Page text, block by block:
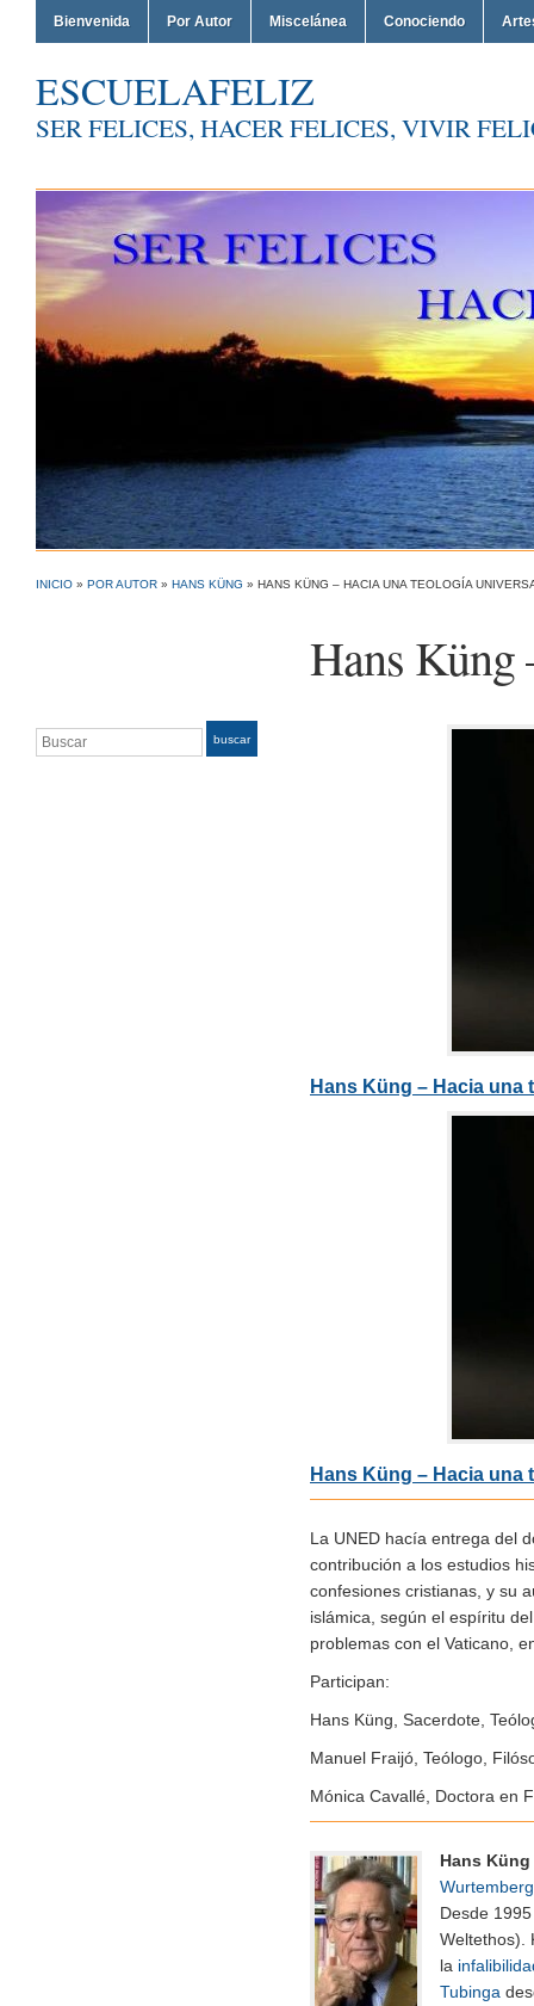
Bienvenida Por Autor Miscelánea Conociendo
ESCUELAFELIZ
SER FELICES, HACER FELICES, VIVIR
INICIO » POR AUTOR » HANS KÜNG » HANS KÜNG – HACIA UNA TEOLOGÍA
Hans Küng
Buscar buscar
Hans Küng – Hacia una
Hans Küng – Hacia una
La UNED hacía entrega del
contribución a los estudios
confesiones cristianas, y su
islámica, según el espíritu
problemas con el Vaticano,
Participan:
Hans Küng, Sacerdote,
Manuel Fraijó, Teólogo,
Mónica Cavallé, Doctora en
Hans Küng
Wurtemberg
Desde
Weltethos).
la
Tubinga